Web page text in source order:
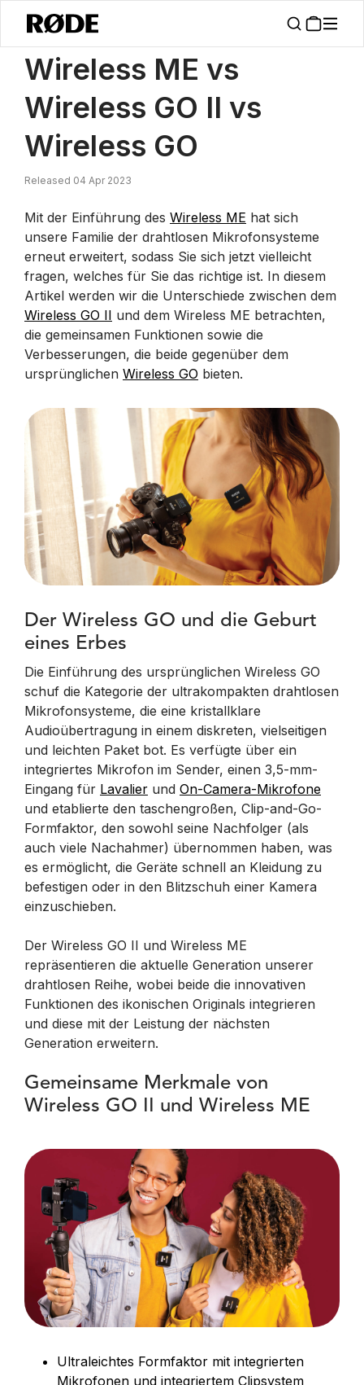
Nachrichten / Wireless ME Vs Wireless GO II Vs Wireless GO
Wireless ME vs
Wireless GO II vs
Wireless GO
Released 04 Apr 2023
Mit der Einführung des Wireless ME hat sich
unsere Familie der drahtlosen Mikrofonsysteme
erneut erweitert, sodass Sie sich jetzt vielleicht
fragen, welches für Sie das richtige ist. In diesem
Artikel werden wir die Unterschiede zwischen dem
Wireless GO II und dem Wireless ME betrachten,
die gemeinsamen Funktionen sowie die
Verbesserungen, die beide gegenüber dem
ursprünglichen Wireless GO bieten.
Der Wireless GO und die Geburt
eines Erbes
Die Einführung des ursprünglichen Wireless GO
schuf die Kategorie der ultrakompakten drahtlosen
Mikrofonsysteme, die eine kristallklare
Audioübertragung in einem diskreten, vielseitigen
und leichten Paket bot. Es verfügte über ein
integriertes Mikrofon im Sender, einen 3,5-mm-
Eingang für Lavalier und On-Camera-Mikrofone
und etablierte den taschengroßen, Clip-and-Go-
Formfaktor, den sowohl seine Nachfolger (als
auch viele Nachahmer) übernommen haben, was
es ermöglicht, die Geräte schnell an Kleidung zu
befestigen oder in den Blitzschuh einer Kamera
einzuschieben.
Der Wireless GO II und Wireless ME
repräsentieren die aktuelle Generation unserer
drahtlosen Reihe, wobei beide die innovativen
Funktionen des ikonischen Originals integrieren
und diese mit der Leistung der nächsten
Generation erweitern.
Gemeinsame Merkmale von
Wireless GO II und Wireless ME
Ultraleichtes Formfaktor mit integrierten
Mikrofonen und integriertem Clipsystem